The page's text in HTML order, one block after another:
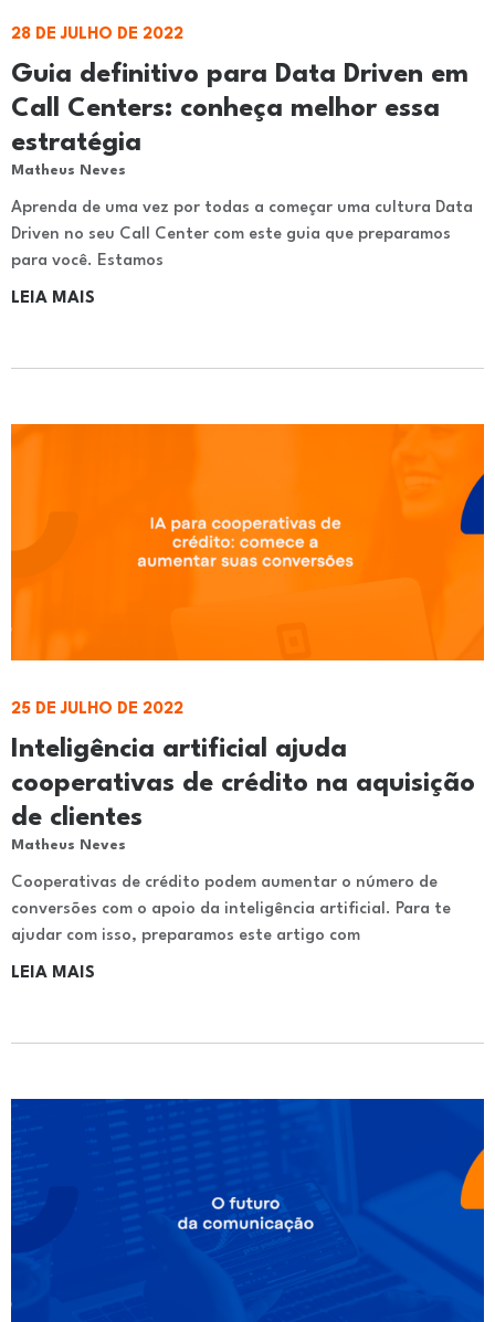
Guia definitivo para Data Driven em
Call Centers: conheça melhor essa
estratégia
Matheus Neves
28 DE JULHO DE 2022
Aprenda de uma vez por todas a começar uma cultura Data
Driven no seu Call Center com este guia que preparamos
para você. Estamos
LEIA MAIS
Inteligência artificial ajuda
cooperativas de crédito na aquisição
de clientes
Matheus Neves
25 DE JULHO DE 2022
Cooperativas de crédito podem aumentar o número de
conversões com o apoio da inteligência artificial. Para te
ajudar com isso, preparamos este artigo com
LEIA MAIS